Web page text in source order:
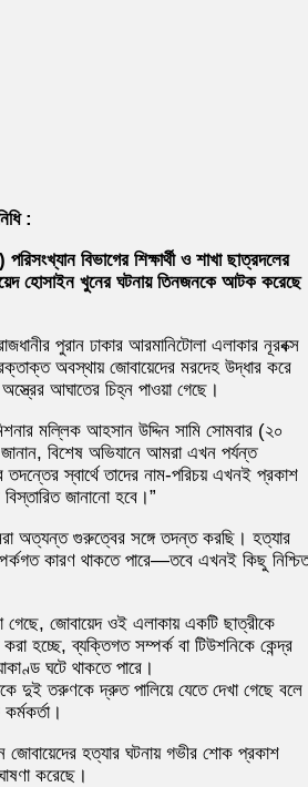
:
বিভাগের শিক্ষার্থী ও শাখা ছাত্রদলের
হোসাইন খুনের ঘটনায় তিনজনকে আটক করেছে
পুরান ঢাকার আরমানিটোলা এলাকার নূরবক্স
অবস্থায় জোবায়েদের মরদেহ উদ্ধার করে
আঘাতের চিহ্ন পাওয়া গেছে।
মল্লিক আহসান উদ্দিন সামি সোমবার (২০
বিশেষ অভিযানে আমরা এখন পর্যন্ত
স্বার্থে তাদের নাম-পরিচয় এখনই প্রকাশ
জানানো হবে।”
অত্যন্ত গুরুত্বের সঙ্গে তদন্ত করছি। হত্যার
কারণ থাকতে পারে—তবে এখনই কিছু
গেছে, জোবায়েদ ওই এলাকায় একটি ছাত্রীকে
হচ্ছে, ব্যক্তিগত সম্পর্ক বা টিউশনিকে কেন্দ্র
ঘটে থাকতে পারে।
দুই তরুণকে দ্রুত পালিয়ে যেতে দেখা গেছে বলে
জোবায়েদের হত্যার ঘটনায় গভীর শোক প্রকাশ
করেছে।